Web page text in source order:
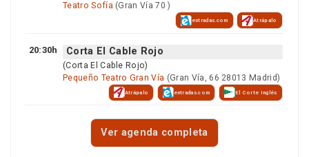
Teatro Sofía (Gran Vía 70 )
entradas.com Atrápalo
20:30h Corta El Cable Rojo
(Corta El Cable Rojo)
Pequeño Teatro Gran Vía (Gran Vía, 66 28013 Madrid)
Atrápalo entradas.com El Corte Inglés
Ver agenda completa